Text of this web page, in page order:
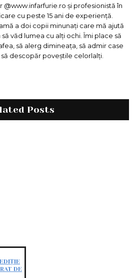
@www.infarfurie.ro și profesionistă în
cu peste 15 ani de experiență.
a doi copii minunați care mă ajută
văd lumea cu alți ochi. Îmi place să
să alerg dimineața, să admir case
să descopăr poveștile celorlalți.
Posts
DE